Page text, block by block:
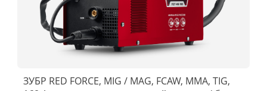
ЗУБР RED FORCE, MIG / MAG, FCAW, MMA, TIG,